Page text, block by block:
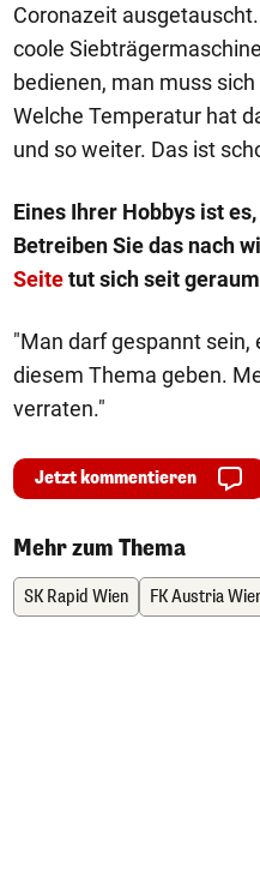
Coronazeit
coole
bedienen, man muss
Welche Temperatur hat
und so weiter. Das ist
Eines Ihrer Hobbys ist
Betreiben Sie das nach
Seitetut sich seit
"Man darf gespannt sein,
diesem Thema geben.
verraten."
Jetzt kommentieren
Mehr zum Thema
SK Rapid Wien FK Austria